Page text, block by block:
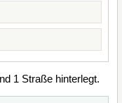
1 Straße hinterlegt.